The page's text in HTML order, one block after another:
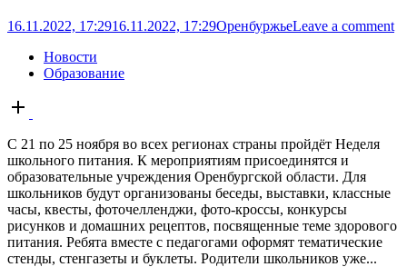
16.11.2022, 17:2916.11.2022, 17:29ОренбуржьеLeave a comment
Новости
Образование
Open
post
С 21 по 25 ноября во всех регионах страны пройдёт Неделя
школьного питания. К мероприятиям присоединятся и
образовательные учреждения Оренбургской области. Для
школьников будут организованы беседы, выставки, классные
часы, квесты, фоточелленджи, фото-кроссы, конкурсы
рисунков и домашних рецептов, посвященные теме здорового
питания. Ребята вместе с педагогами оформят тематические
стенды, стенгазеты и буклеты. Родители школьников уже...